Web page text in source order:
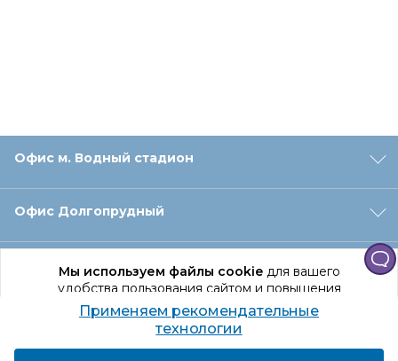
Мы используем файлы cookieдля вашего
удобства пользования сайтом и повышения
качества рекомендаций.
Продолжая использование сайта, вы даете
согласие на обработку персональных данных
Офис м. Водный стадион
Офис Долгопрудный
Офис Санкт‑Петербург
Оформление заказа
Применяем рекомендательные
технологии